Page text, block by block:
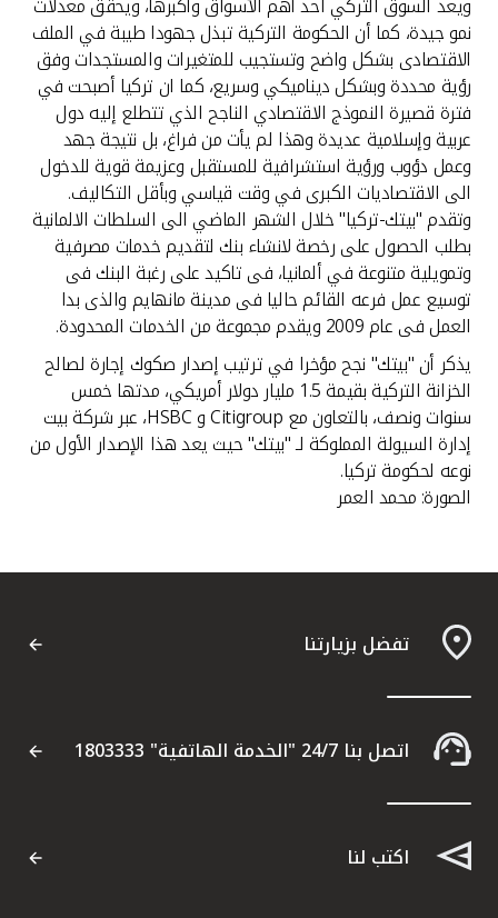
نمو جيدة، كما أن الحكومة التركية تبذل جهودا طيبة في الملف
الاقتصادى بشكل واضح وتستجيب للمتغيرات والمستجدات وفق
رؤية محددة وبشكل ديناميكي وسريع، كما ان تركيا أصبحت في
فترة قصيرة النموذج الاقتصادي الناجح الذي تتطلع إليه دول
عربية وإسلامية عديدة وهذا لم يأت من فراغ، بل نتيجة جهد
وعمل دؤوب ورؤية استشرافية للمستقبل وعزيمة قوية للدخول
الى الاقتصاديات الكبرى في وقت قياسي وبأقل التكاليف.
وتقدم "بيتك-تركيا" خلال الشهر الماضي الى السلطات الالمانية
بطلب الحصول على رخصة لانشاء بنك لتقديم خدمات مصرفية
وتمويلية متنوعة في ألمانيا، فى تاكيد على رغبة البنك فى
توسيع عمل فرعه القائم حاليا فى مدينة مانهايم والذى بدا
العمل فى عام 2009 ويقدم مجموعة من الخدمات المحدودة.
يذكر أن "بيتك" نجح مؤخرا في ترتيب إصدار صكوك إجارة لصالح
الخزانة التركية بقيمة 1.5 مليار دولار أمريكي، مدتها خمس
سنوات ونصف، بالتعاون مع Citigroup و HSBC، عبر شركة بيت
إدارة السيولة المملوكة لـ "بيتك" حيث يعد هذا الإصدار الأول من
نوعه لحكومة تركيا.
الصورة: محمد العمر
تفضل بزيارتنا
اتصل بنا 24/7 "الخدمة الهاتفية" 1803333
اكتب لنا